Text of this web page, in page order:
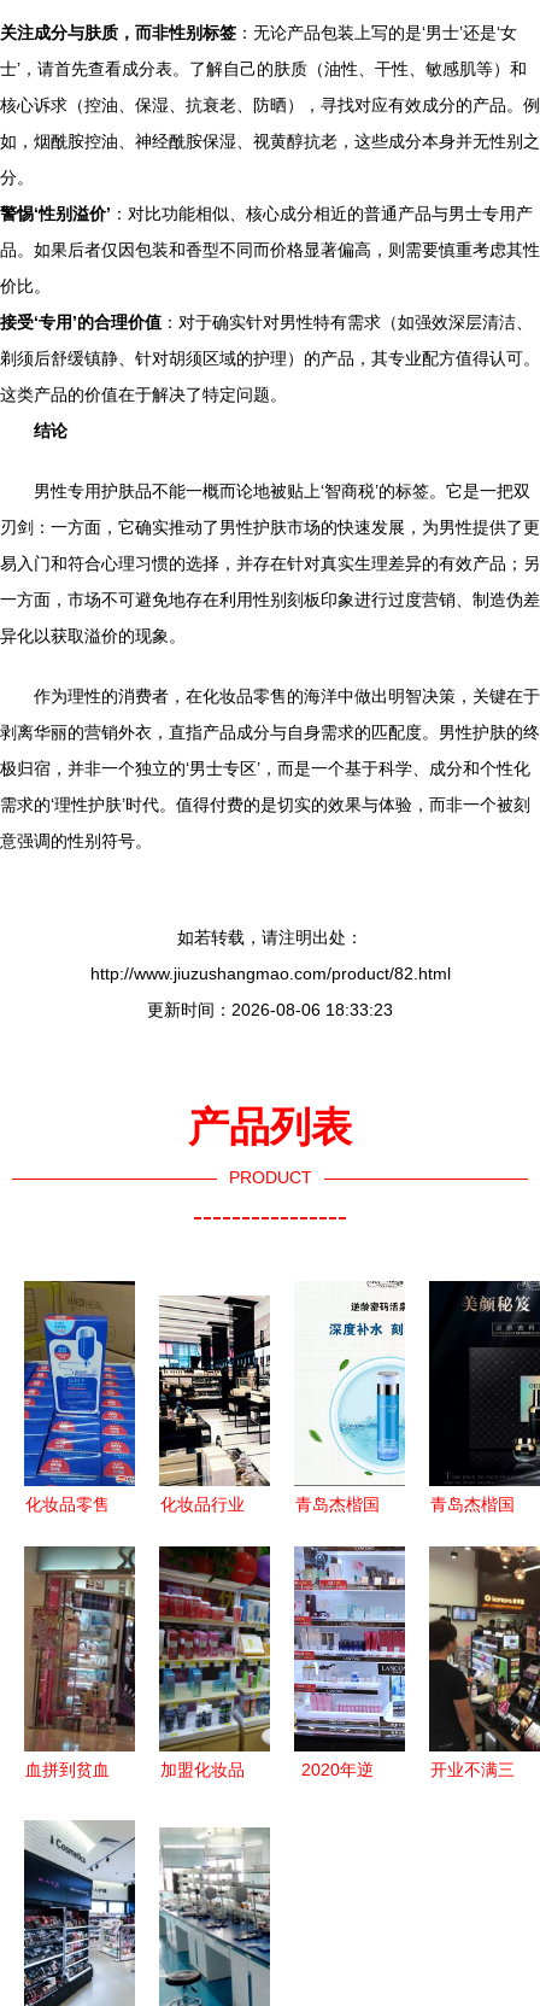
关注成分与肤质，而非性别标签 ：无论产品包装上写的是‘男士’还是‘女
士’，请首先查看成分表。了解自己的肤质（油性、干性、敏感肌等）和
核心诉求（控油、保湿、抗衰老、防晒），寻找对应有效成分的产品。例
如，烟酰胺控油、神经酰胺保湿、视黄醇抗老，这些成分本身并无性别之
分。
警惕‘性别溢价’ ：对比功能相似、核心成分相近的普通产品与男士专用产
品。如果后者仅因包装和香型不同而价格显著偏高，则需要慎重考虑其性
价比。
接受‘专用’的合理价值 ：对于确实针对男性特有需求（如强效深层清洁、
剃须后舒缓镇静、针对胡须区域的护理）的产品，其专业配方值得认可。
这类产品的价值在于解决了特定问题。
结论
男性专用护肤品不能一概而论地被贴上‘智商税’的标签。它是一把双
刃剑：一方面，它确实推动了男性护肤市场的快速发展，为男性提供了更
易入门和符合心理习惯的选择，并存在针对真实生理差异的有效产品；另
一方面，市场不可避免地存在利用性别刻板印象进行过度营销、制造伪差
异化以获取溢价的现象。
作为理性的消费者，在化妆品零售的海洋中做出明智决策，关键在于
剥离华丽的营销外衣，直指产品成分与自身需求的匹配度。男性护肤的终
极归宿，并非一个独立的‘男士专区’，而是一个基于科学、成分和个性化
需求的‘理性护肤’时代。值得付费的是切实的效果与体验，而非一个被刻
意强调的性别符号。
如若转载，请注明出处：
http://www.jiuzushangmao.com/product/82.html
更新时间：2026-08-06 18:33:23
产品列表
PRODUCT
----------------
化妆品零售
商业模式到
用户体验的
深度解析
化妆品行业
理系统营销
方案
青岛杰楷国
黑瓶系列
29.9元包邮
招商会开启
新零售机遇
青岛杰楷国
包邮引爆小
黑瓶新零售
招商，化妆
品行业的下
一个风口
血拼到贫血
十大购物扫
货地（四）
化妆品零售
圣地揭秘
加盟化妆品
抱“她经
济”，共享
财富不停
2020年逆
开业不满三